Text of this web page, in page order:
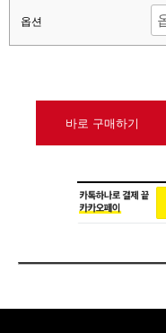
옵션
바로 구매하기